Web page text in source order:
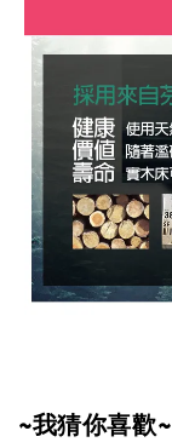
~我猜你喜歡~